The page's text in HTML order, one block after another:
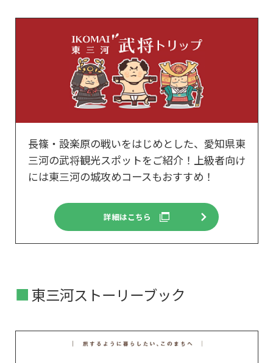
長篠・設楽原の戦いをはじめとした、愛知県東
三河の武将観光スポットをご紹介！上級者向け
には東三河の城攻めコースもおすすめ！
詳細はこちら
東三河ストーリーブック